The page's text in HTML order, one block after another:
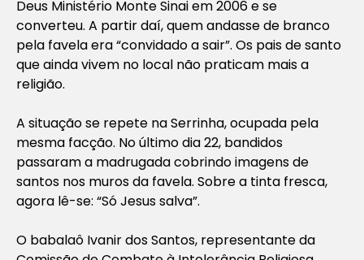
Deus Ministério Monte Sinai em 2006 e se
converteu. A partir daí, quem andasse de branco
pela favela era “convidado a sair”. Os pais de santo
que ainda vivem no local não praticam mais a
religião.
A situação se repete na Serrinha, ocupada pela
mesma facção. No último dia 22, bandidos
passaram a madrugada cobrindo imagens de
santos nos muros da favela. Sobre a tinta fresca,
agora lê-se: “Só Jesus salva”.
O babalaô Ivanir dos Santos, representante da